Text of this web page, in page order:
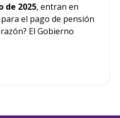
de 2025, entran en
el pago de pensión
razón? El Gobierno